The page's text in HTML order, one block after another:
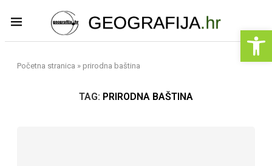
Početna stranica » prirodna baština
TAG: PRIRODNA BAŠTINA